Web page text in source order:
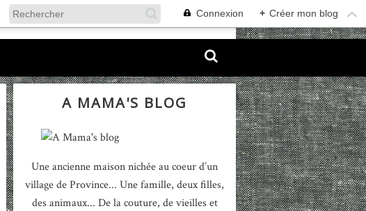
Connexion + Créer mon blog
A MAMA'S BLOG
Une ancienne maison nichée au coeur d’un
village de Province... Une famille, deux filles,
des animaux... De la couture, de vieilles et